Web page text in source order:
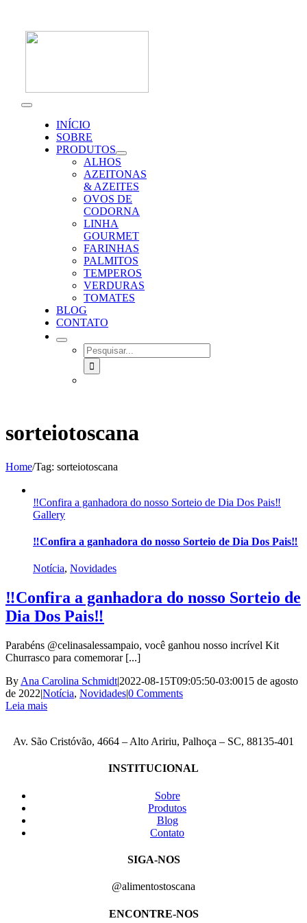
content
Toggle
NavigationINÍCIO
SOBRE
PRODUTOS
ALHOS
AZEITONAS
& AZEITES
OVOS DE
CODORNA
LINHA
GOURMET
FARINHAS
PALMITOS
TEMPEROS
VERDURAS
TOMATES
BLOG
CONTATO
SEARCH
FOR:
sorteiotoscana
Home/Tag: sorteiotoscana
‼️Confira a ganhadora do nosso Sorteio de Dia Dos Pais‼️
Gallery
‼️Confira a ganhadora do nosso Sorteio de Dia Dos Pais‼️
Notícia, Novidades
‼️Confira a ganhadora do nosso Sorteio de
Dia Dos Pais‼️
Parabéns @celinasalessampaio, você ganhou nosso incrível Kit
Churrasco para comemorar [...]
By Ana Carolina Schmidt|2022-08-15T09:05:50-03:0015 de agosto
de 2022|Notícia, Novidades|0 Comments
Leia mais
Av. São Cristóvão, 4664 – Alto Aririu, Palhoça – SC, 88135-401
INSTITUCIONAL
Sobre
Produtos
Blog
Contato
SIGA-NOS
@alimentostoscana
ENCONTRE-NOS